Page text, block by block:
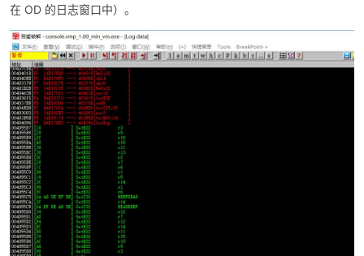
52
在 OD 的日志窗口中）。